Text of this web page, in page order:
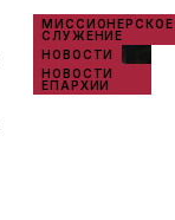
МИССИОНЕРСКОЕ
СЛУЖЕНИЕ
НОВОСТИ
НОВОСТИ
ЕПАРХИИ